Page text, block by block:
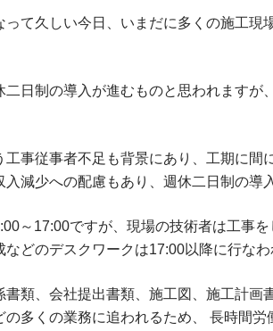
って久しい今日、いまだに多くの施工現
日制の導入が進むものと思われますが
工事従事者不足も背景にあり、工期に間
減少への配慮もあり、週休二日制の導
～17:00ですが、現場の技術者は工事
どのデスクワークは17:00以降に行なわ
類、会社提出書類、施工図、施工計画
多くの業務に追われるため、 長時間